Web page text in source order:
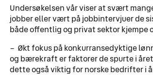
Undersøkelsen vår viser at svært
jobber eller vært på jobbintervjuer de
både offentlig og privat sektor kjempe
– Økt fokus på konkurransedyktige
og bærekraft er faktorer de spurte i
dette også viktig for norske bedrifter i